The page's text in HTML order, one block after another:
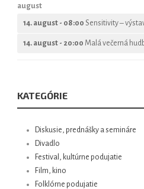
august
14. august - 08:00 Sensitivity –
14. august - 20:00 Malá večerná
KATEGÓRIE
Diskusie, prednášky a semináre
Divadlo
Festival, kultúrne podujatie
Film, kino
Folklórne podujatie